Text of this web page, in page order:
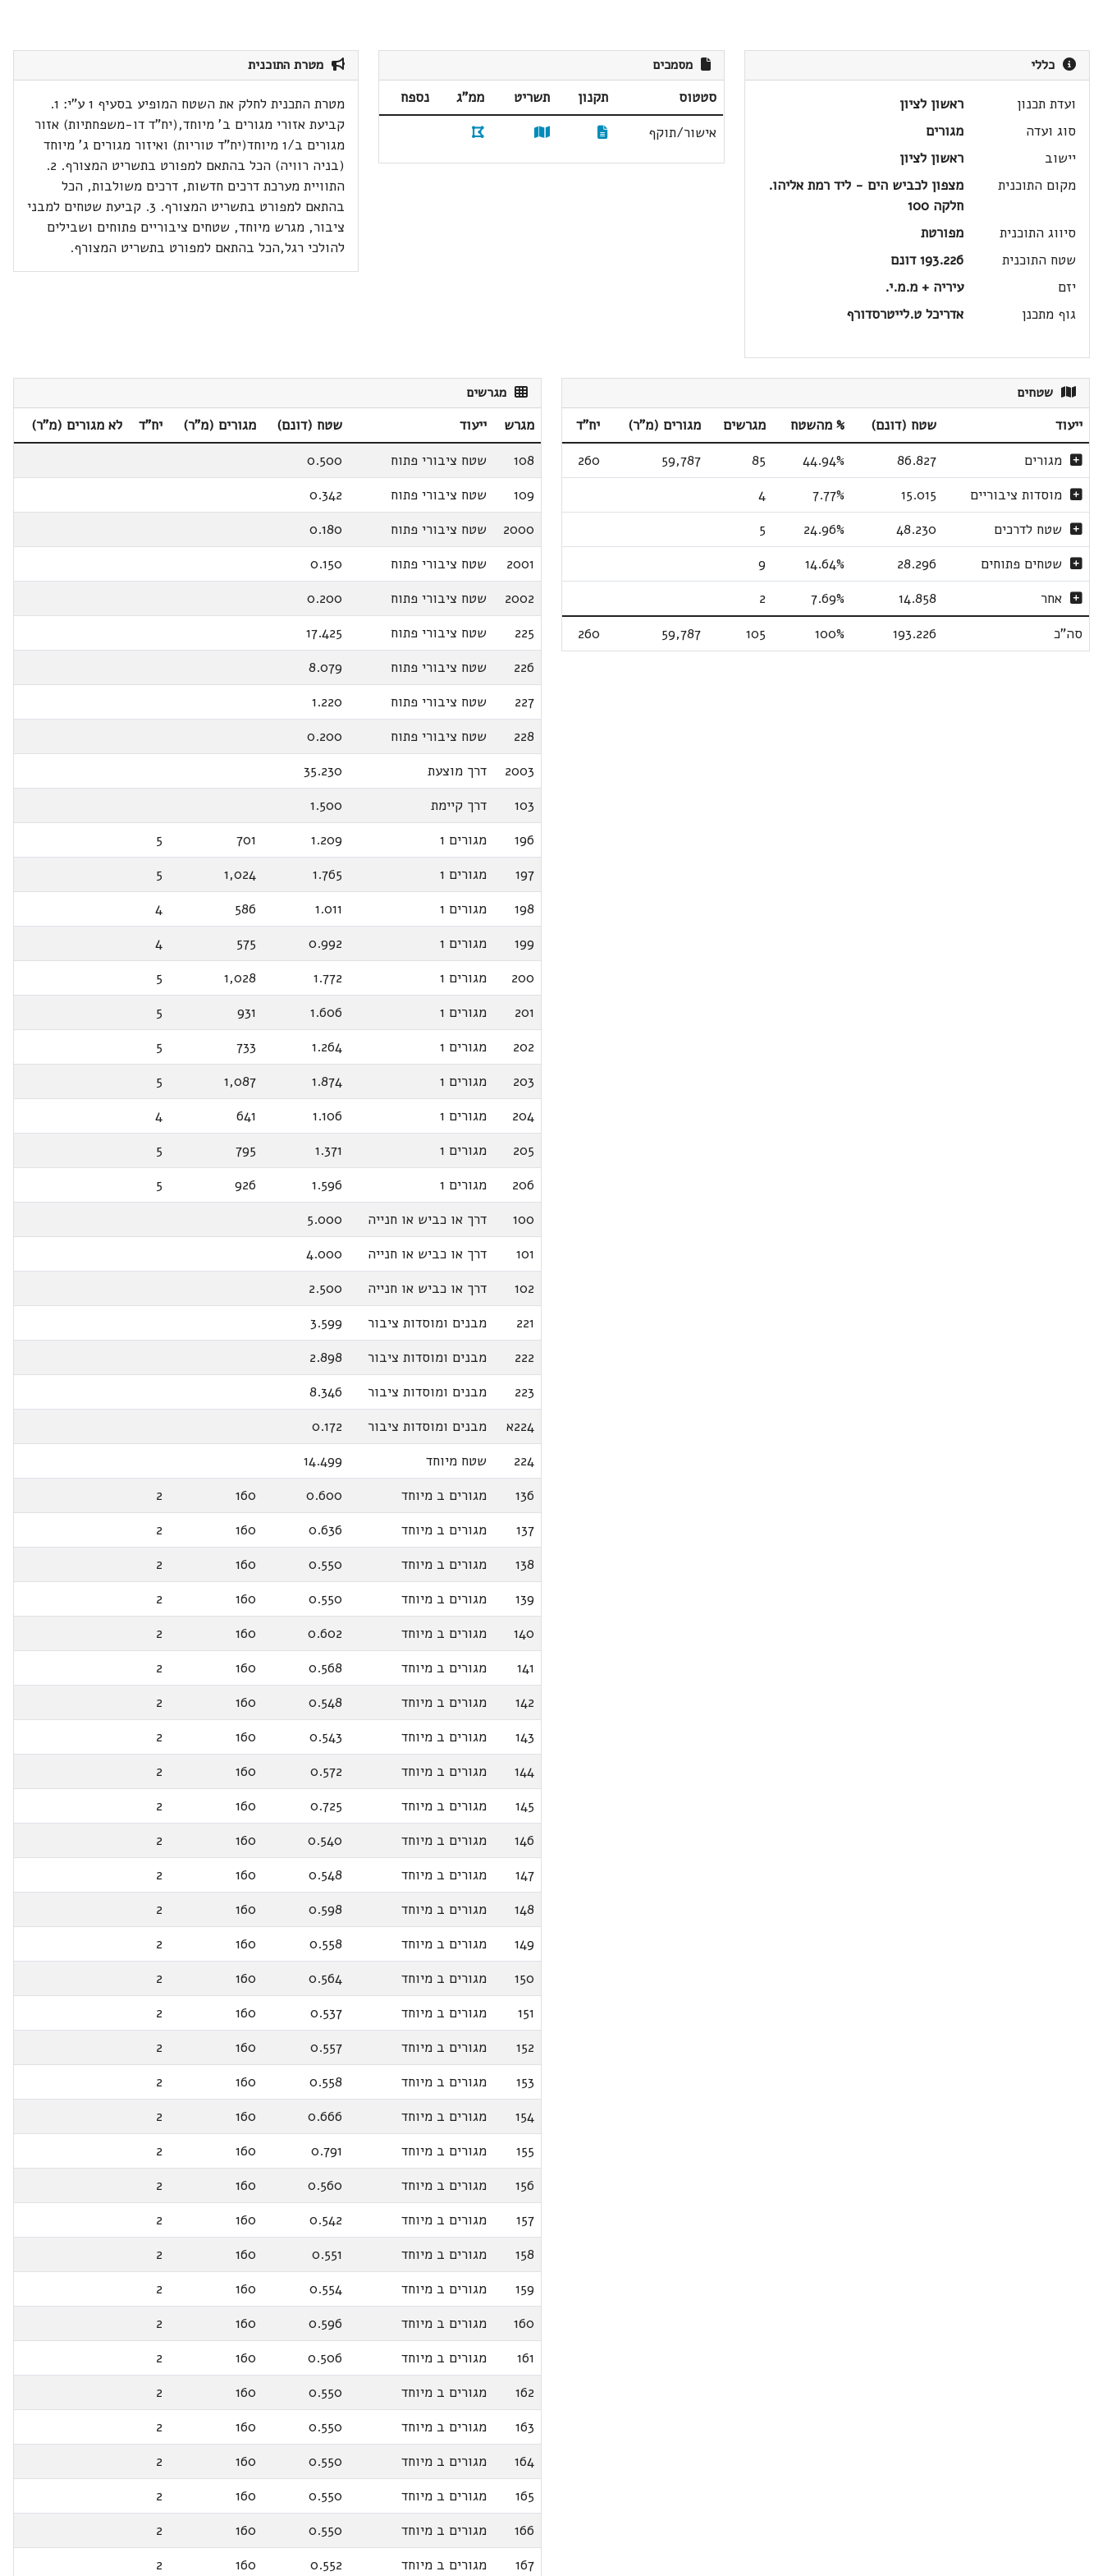
כללי
ועדת תכנון
ראשון לציון
סוג ועדה
מגורים
יישוב
ראשון לציון
מקום התוכנית
מצפון לכביש הים - ליד רמת אליהו.
חלקה 100
סיווג התוכנית
מפורטת
שטח התוכנית
193.226 דונם
יזם
עיריה + מ.מ.י.
גוף מתכנן
אדריכל ט.לייטרסדורף
מסמכים
סטטוס תקנון תשריט ממ"ג
נספח
אישור/תוקף
מטרת התוכנית
מטרת התכנית לחלק את השטח המופיע בסעיף 1 ע"י: 1.
קביעת אזורי מגורים ב' מיוחד,(יח"ד דו-משפחתיות) אזור
מגורים ב/1 מיוחד(יח"ד טוריות) ואיזור מגורים ג' מיוחד
(בניה רוויה) הכל בהתאם למפורט בתשריט המצורף. 2.
התוויית מערכת דרכים חדשות, דרכים משולבות, הכל
בהתאם למפורט בתשריט המצורף. 3. קביעת שטחים למבני
ציבור, מגרש מיוחד, שטחים ציבוריים פתוחים ושבילים
להולכי רגל,הכל בהתאם למפורט בתשריט המצורף.
שטחים
ייעוד שטח (דונם) % מהשטח מגרשים מגורים (מ"ר)
יח"ד
מגורים
86.827
44.94%
85
59,787
260
מוסדות ציבוריים
15.015
7.77%
4
שטח לדרכים
48.230
24.96%
5
שטחים פתוחים
28.296
14.64%
9
אחר
14.858
7.69%
2
סה"כ
193.226
100%
105
59,787
260
מגרשים
מגרש ייעוד שטח (דונם) מגורים (מ"ר) יח"ד
לא מגורים (מ"ר)
108
שטח ציבורי פתוח
0.500
109
שטח ציבורי פתוח
0.342
2000
שטח ציבורי פתוח
0.180
2001
שטח ציבורי פתוח
0.150
2002
שטח ציבורי פתוח
0.200
225
שטח ציבורי פתוח
17.425
226
שטח ציבורי פתוח
8.079
227
שטח ציבורי פתוח
1.220
228
שטח ציבורי פתוח
0.200
2003
דרך מוצעת
35.230
103
דרך קיימת
1.500
196
מגורים 1 1.209
701
5
197
מגורים 1 1.765
1,024
5
198
מגורים 1 1.011
586
4
199
מגורים 1 0.992
575
4
200
מגורים 1 1.772
1,028
5
201
מגורים 1 1.606
931
5
202
מגורים 1 1.264
733
5
203
מגורים 1 1.874
1,087
5
204
מגורים 1 1.106
641
4
205
מגורים 1 1.371
795
5
206
מגורים 1 1.596
926
5
100
דרך או כביש או חנייה
5.000
101
דרך או כביש או חנייה
4.000
102
דרך או כביש או חנייה
2.500
221
מבנים ומוסדות ציבור
3.599
222
מבנים ומוסדות ציבור
2.898
223
מבנים ומוסדות ציבור
8.346
224א
מבנים ומוסדות ציבור
0.172
224
שטח מיוחד
14.499
136
מגורים ב מיוחד 0.600
160
2
137
מגורים ב מיוחד 0.636
160
2
138
מגורים ב מיוחד 0.550
160
2
139
מגורים ב מיוחד 0.550
160
2
140
מגורים ב מיוחד 0.602
160
2
141
מגורים ב מיוחד 0.568
160
2
142
מגורים ב מיוחד 0.548
160
2
143
מגורים ב מיוחד 0.543
160
2
144
מגורים ב מיוחד 0.572
160
2
145
מגורים ב מיוחד 0.725
160
2
146
מגורים ב מיוחד 0.540
160
2
147
מגורים ב מיוחד 0.548
160
2
148
מגורים ב מיוחד 0.598
160
2
149
מגורים ב מיוחד 0.558
160
2
150
מגורים ב מיוחד 0.564
160
2
151
מגורים ב מיוחד 0.537
160
2
152
מגורים ב מיוחד 0.557
160
2
153
מגורים ב מיוחד 0.558
160
2
154
מגורים ב מיוחד 0.666
160
2
155
מגורים ב מיוחד 0.791
160
2
156
מגורים ב מיוחד 0.560
160
2
157
מגורים ב מיוחד 0.542
160
2
158
מגורים ב מיוחד 0.551
160
2
159
מגורים ב מיוחד 0.554
160
2
160
מגורים ב מיוחד 0.596
160
2
161
מגורים ב מיוחד 0.506
160
2
162
מגורים ב מיוחד 0.550
160
2
163
מגורים ב מיוחד 0.550
160
2
164
מגורים ב מיוחד 0.550
160
2
165
מגורים ב מיוחד 0.550
160
2
166
מגורים ב מיוחד 0.550
160
2
167
מגורים ב מיוחד 0.552
160
2